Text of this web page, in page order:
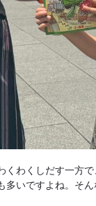
くわくしだす一方
多いですよね。そ